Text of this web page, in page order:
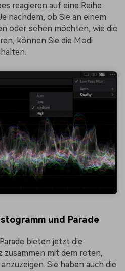
reagieren auf eine Reihe
nachdem, ob Sie an einem
oder sehen möchten, wie die
können Sie die Modi
und Parade
bieten jetzt die
zusammen mit dem roten,
Sie haben auch die